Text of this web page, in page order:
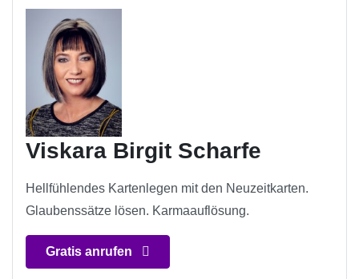
Viskara Birgit Scharfe
Hellfühlendes Kartenlegen mit den Neuzeitkarten.
Glaubenssätze lösen. Karmaauflösung.
Gratis anrufen